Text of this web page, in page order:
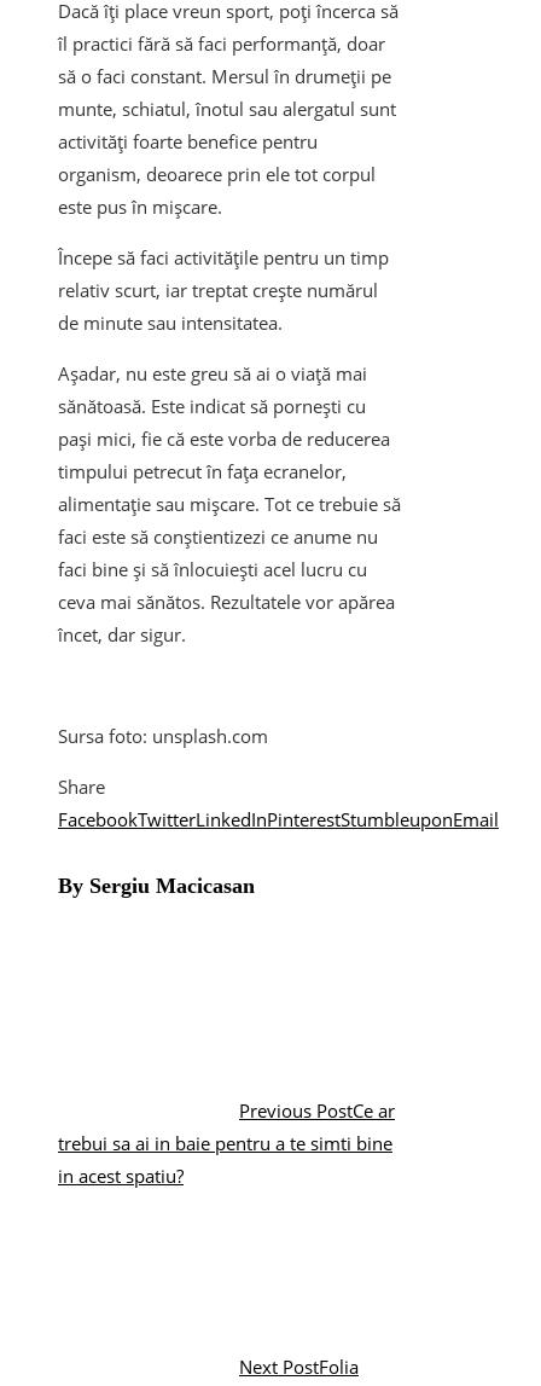
Dacă îți place vreun sport, poți încerca să
îl practici fără să faci performanță, doar
să o faci constant. Mersul în drumeții pe
munte, schiatul, înotul sau alergatul sunt
activități foarte benefice pentru
organism, deoarece prin ele tot corpul
este pus în mișcare.
Începe să faci activitățile pentru un timp
relativ scurt, iar treptat crește numărul
de minute sau intensitatea.
Așadar, nu este greu să ai o viață mai
sănătoasă. Este indicat să pornești cu
pași mici, fie că este vorba de reducerea
timpului petrecut în fața ecranelor,
alimentație sau mișcare. Tot ce trebuie să
faci este să conștientizezi ce anume nu
faci bine și să înlocuiești acel lucru cu
ceva mai sănătos. Rezultatele vor apărea
încet, dar sigur.
Sursa foto: unsplash.com
Share
FacebookTwitterLinkedInPinterestStumbleuponEmail
By Sergiu Macicasan
Previous PostCe ar
trebui sa ai in baie pentru a te simti bine
in acest spatiu?
Next PostFolia